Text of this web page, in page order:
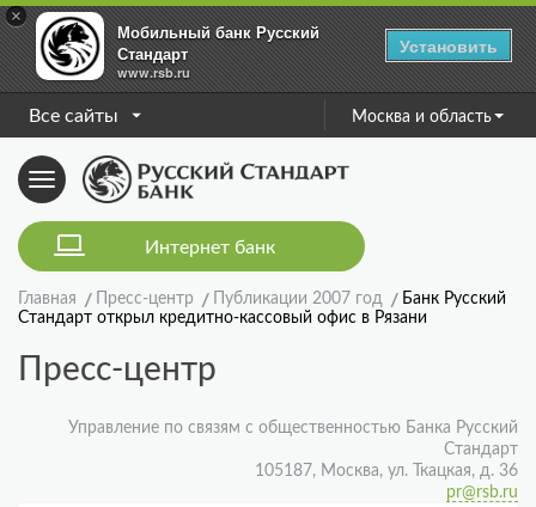
×
Мобильный банк Русский
Стандарт
www.rsb.ru
Установить
Все сайты Москва и область
Toggle
navigation
Интернет банк
Главная Пресс-центр Публикации 2007 год
Банк Русский
Стандарт открыл кредитно-кассовый офис в Рязани
Пресс-центр
Управление по связям с общественностью Банка Русский
Стандарт
105187, Москва, ул. Ткацкая, д. 36
pr@rsb.ru